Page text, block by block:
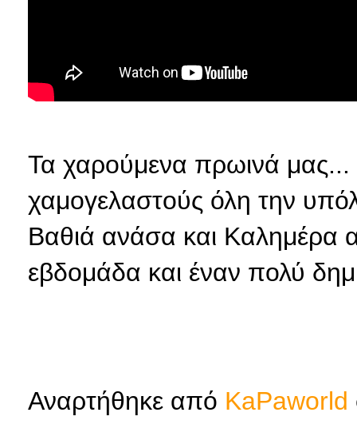
Τα χαρούμενα πρωινά μας...
χαμογελαστούς όλη την
Βαθιά ανάσα και Καλημέρα
εβδομάδα και έναν πολύ
Αναρτήθηκε από KaPaworld